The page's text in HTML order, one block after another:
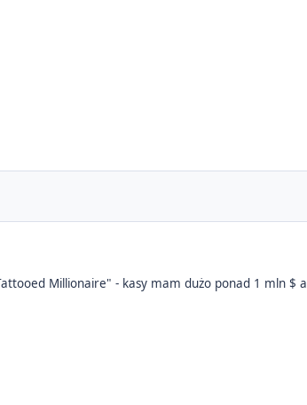
Millionaire" - kasy mam dużo ponad 1 mln $